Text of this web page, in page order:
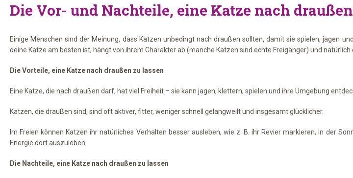
Die Vor- und Nachteile, eine Katze nach
Einige Menschen sind der Meinung, dass Katzen unbedingt nach draußen sollten, damit sie spielen, jagen
deine Katze am besten ist, hängt von ihrem Charakter ab (manche Katzen sind echte Freigänger) und
Die Vorteile, eine Katze nach draußen zu lassen
Eine Katze, die nach draußen darf, hat viel Freiheit – sie kann jagen, klettern, spielen und ihre Umgebung
Katzen, die draußen sind, sind oft aktiver, fitter, weniger schnell gelangweilt und insgesamt glücklicher.
Im Freien können Katzen ihr natürliches Verhalten besser ausleben, wie z. B. ihr Revier markieren, in der
Energie dort auszuleben.
Die Nachteile, eine Katze nach draußen zu lassen